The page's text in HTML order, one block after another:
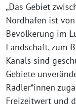
„Das Gebiet
Nordhafen ist
Bevölkerung im
Landschaft, zum
Kanals sind
Gebiete
Radler*innen
Freizeitwert und